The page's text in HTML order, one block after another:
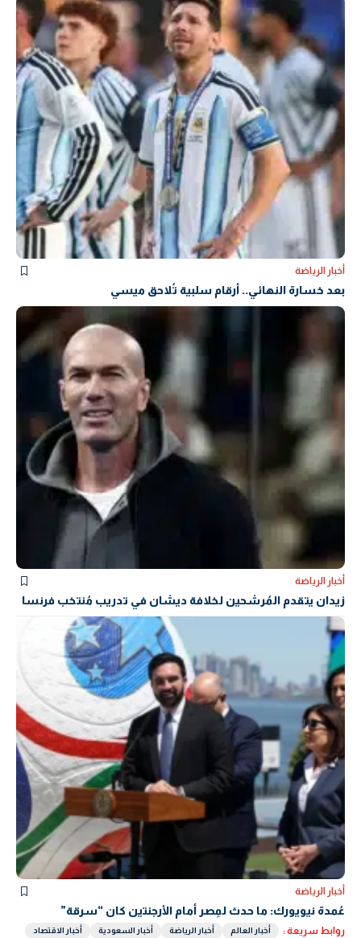
أخبار الرياضة
بعد خسارة النهائي.. أرقام سلبية تُلاحق ميسي
أخبار الرياضة
زيدان يتقدم المُرشحين لخلافة ديشان في تدريب مُنتخب فرنسا
أخبار الرياضة
عُمدة نيويورك: ما حدث لمِصر أمام الأرجنتين كان “سرقة”
روابط سريعة : أخبار العالم أخبار الرياضة أخبار السعودية
أخبار الاقتصاد